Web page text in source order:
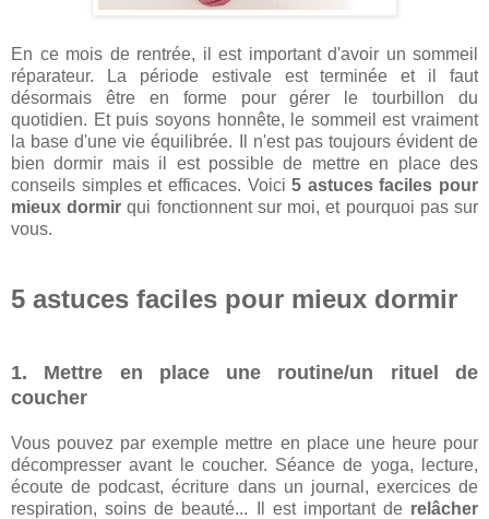
En ce mois de rentrée, il est important d'avoir un sommeil
réparateur. La période estivale est terminée et il faut
désormais être en forme pour gérer le tourbillon du
quotidien. Et puis soyons honnête, le sommeil est vraiment
la base d'une vie équilibrée. Il n'est pas toujours évident de
bien dormir mais il est possible de mettre en place des
conseils simples et efficaces. Voici5 astuces faciles pour
mieux dormir qui fonctionnent sur moi, et pourquoi pas sur
vous.
5 astuces faciles pour mieux dormir
1. Mettre en place une routine/un rituel de
coucher
Vous pouvez par exemple mettre en place une heure pour
décompresser avant le coucher. Séance de yoga, lecture,
écoute de podcast, écriture dans un journal, exercices de
respiration, soins de beauté... Il est important de relâcher